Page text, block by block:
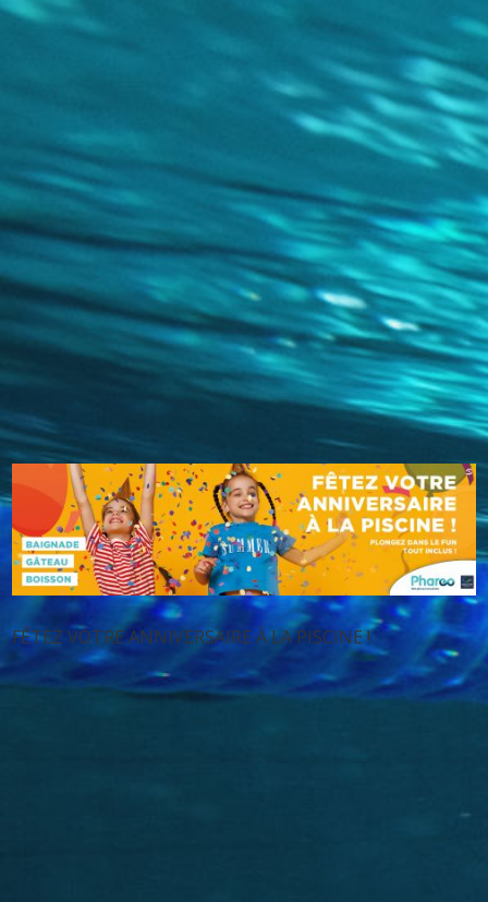
FÊTEZ VOTRE ANNIVERSAIRE À LA PISCINE !